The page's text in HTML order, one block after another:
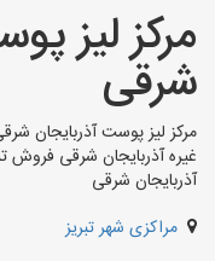
مرکز لیز
شرقی
مرکز لیز پوست آذربایجان
غیره آذربایجان شرقی فروش
آذربایجان شرقی
مراکزی شهر تبریز